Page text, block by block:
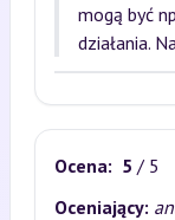
mogą być
działania.
Ocena: 5 / 5
Oceniający: